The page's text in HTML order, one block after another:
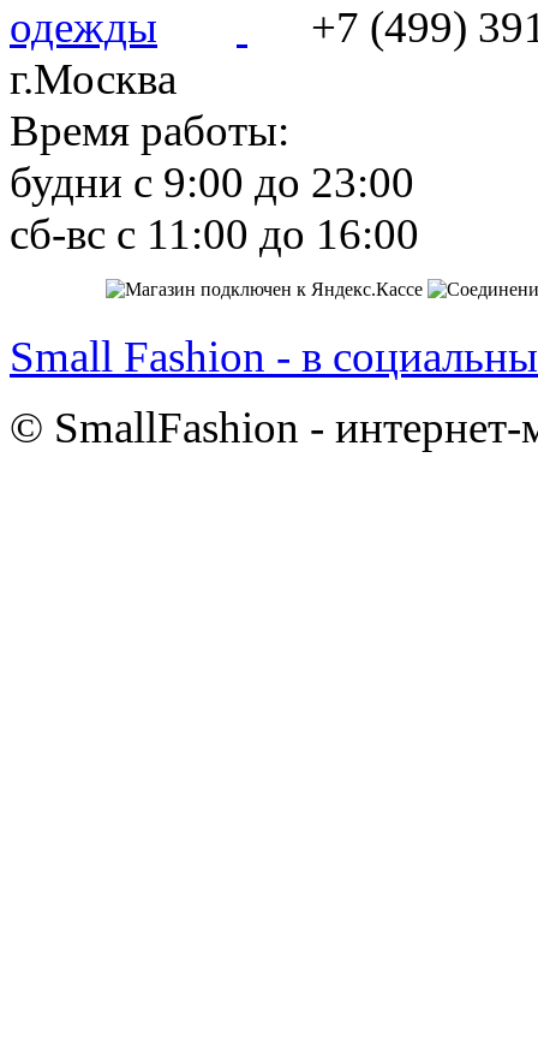
+7 (499)
г.Москва
Время работы:
будни с 9:00 до 23:00
сб-вс с 11:00 до 16:00
Small Fashion - в
© SmallFashion -